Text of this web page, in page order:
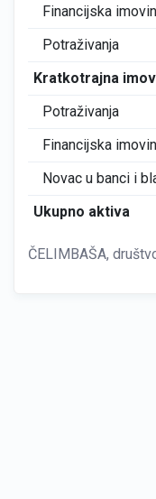
Financijska
Potraživanja
Kratkotrajna
Potraživanja
Financijska
Novac u banci i
Ukupno aktiva
ČELIMBAŠA,